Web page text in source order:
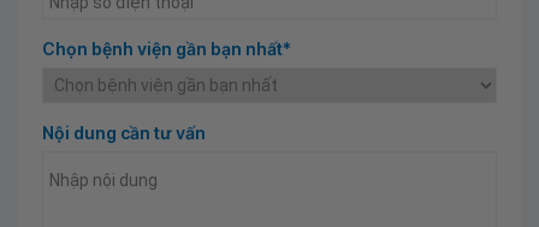
Chọn bệnh viện gần bạn nhất*
Nội dung cần tư vấn